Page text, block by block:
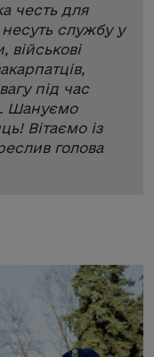
честь для
несуть службу у
військові
під час
Шануємо
Вітаємо із
голова